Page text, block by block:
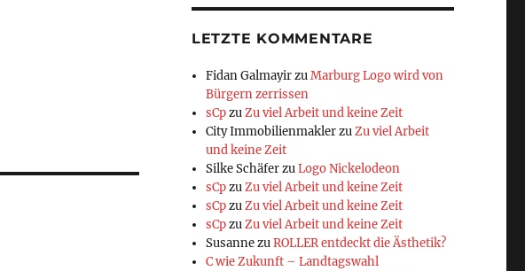
LETZTE KOMMENTARE
Fidan GalmayirzuMarburg Logo wird von
Bürgern zerrissen
sCpzuZu viel Arbeit und keine Zeit
City ImmobilienmaklerzuZu viel Arbeit
und keine Zeit
Silke SchäferzuLogo Nickelodeon
sCpzuZu viel Arbeit und keine Zeit
sCpzuZu viel Arbeit und keine Zeit
sCpzuZu viel Arbeit und keine Zeit
SusannezuROLLER entdeckt die Ästhetik?
C wie Zukunft – Landtagswahl